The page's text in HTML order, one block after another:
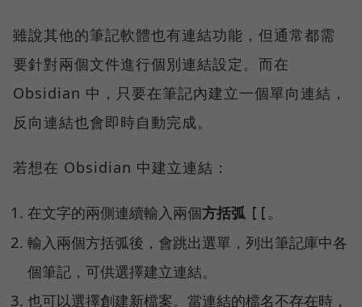
雖說其他的筆記軟體也有連結功能，但通常都需
要針對兩個文件進行個別連結設定。而在
Obsidian 中，只要在筆記內建立一個單向連結，
反向連結也會即時自動完成。
若想在 Obsidian 中建立連結：
在文字的兩側連續輸入兩個方括弧 [[ 。
輸入兩個方括弧後，會跳出選單，列出筆記庫中各
個筆記，可供選擇建立連結。
也可以選擇創建新檔案。當連結的檔名不存在時，